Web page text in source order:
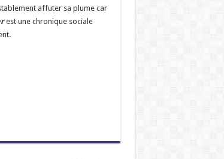
affuter sa plume car
est une chronique sociale